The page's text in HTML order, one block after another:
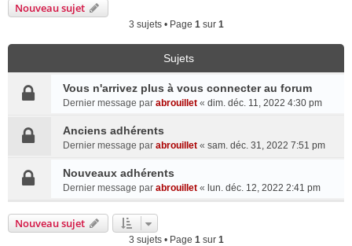
Nouveau sujet
3 sujets • Page 1sur 1
Sujets
Vous n'arrivez plus à vous connecter au forum
Dernier message par abrouillet « dim. déc. 11, 2022 4:30 pm
Anciens adhérents
Dernier message par abrouillet « sam. déc. 31, 2022 7:51 pm
Nouveaux adhérents
Dernier message par abrouillet « lun. déc. 12, 2022 2:41 pm
Nouveau sujet
3 sujets • Page 1sur 1